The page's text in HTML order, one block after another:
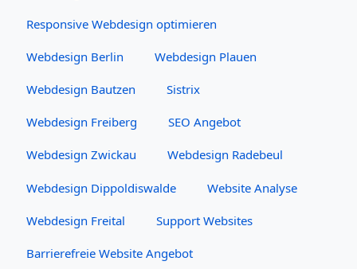
Responsive Webdesign optimieren
Webdesign Berlin Webdesign Plauen
Webdesign Bautzen Sistrix
Webdesign Freiberg SEO Angebot
Webdesign Zwickau Webdesign Radebeul
Webdesign Dippoldiswalde Website Analyse
Webdesign Freital Support Websites
Barrierefreie Website Angebot